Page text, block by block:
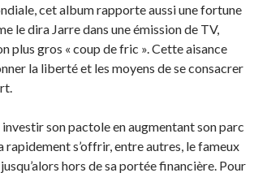
cet album rapporte aussi une fortune
le dira Jarre dans une émission de TV,
plus gros « coup de fric ». Cette aisance
la liberté et les moyens de se consacrer
son pactole en augmentant son parc
rapidement s’offrir, entre autres, le fameux
hors de sa portée financière. Pour